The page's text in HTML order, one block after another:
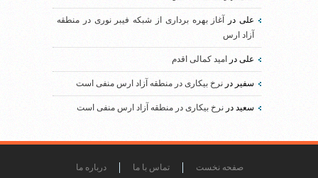
علیدر
آغاز بهره برداری از شبکه فیبر نوری در منطقه
آزاد ارس
علی در امید کمالی اقدم
سفیر در نرخ بیکاری در منطقه آزاد ارس منفی است
سعید در نرخ بیکاری در منطقه آزاد ارس منفی است
صفحه نخست تماس با ما درباره ما